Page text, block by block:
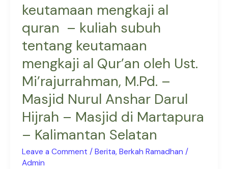
keutamaan mengkaji al
quran – kuliah subuh
tentang keutamaan
mengkaji al Qur’an oleh Ust.
Mi’rajurrahman, M.Pd. –
Masjid Nurul Anshar Darul
Hijrah – Masjid di Martapura
– Kalimantan Selatan
Leave a Comment /Berita,Berkah Ramadhan /
Admin
oleh
Ust.
Mi’rajurrahman,
–
Masjid
Nurul
Darul
Hijrah
–
Masjid